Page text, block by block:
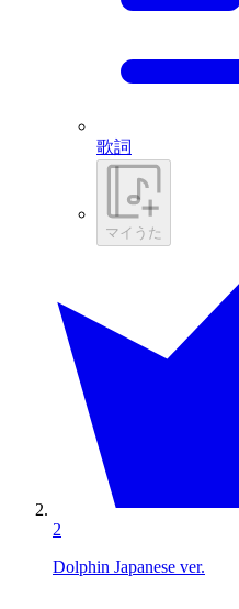
歌詞
マイうた
2
Dolphin Japanese ver.